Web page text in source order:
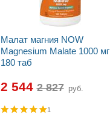
Малат магния NOW
Magnesium Malate 1000 мг
180 таб
2 544 руб.
1